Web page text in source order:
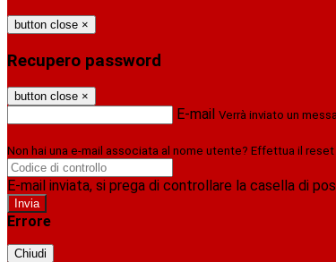
button close ×
Recupero password
button close ×
E-mail Verrà inviato un
Non hai una e-mail associata al nome utente? Effettua il
E-mail inviata, si prega di controllare la casella di
Errore
Chiudi